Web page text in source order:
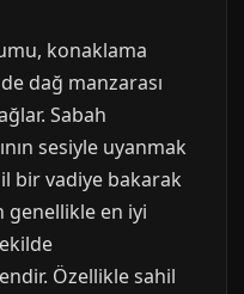
konaklama
dağ manzarası
Sabah
sesiyle uyanmak
bir vadiye bakarak
genellikle en iyi
Özellikle sahil